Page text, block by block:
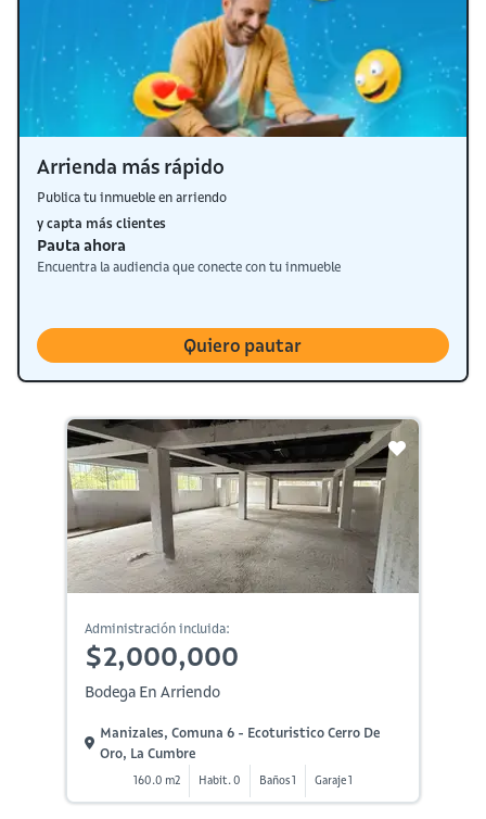
Arrienda más rápido
Publica tu inmueble en arriendo
y capta más clientes
Pauta ahora
Encuentra la audiencia que conecte con tu inmueble
Quiero pautar
Administración incluida:
$2,000,000
Bodega En Arriendo
Manizales, Comuna 6 - Ecoturistico Cerro De
Oro, La Cumbre
160.0 m2 Habit. 0 Baños 1 Garaje 1